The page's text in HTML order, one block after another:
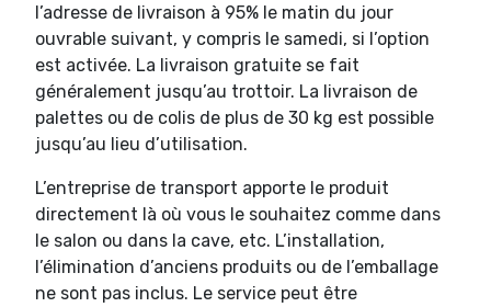
l’adresse de livraison à 95% le matin du jour
ouvrable suivant, y compris le samedi, si l’option
est activée. La livraison gratuite se fait
généralement jusqu’au trottoir. La livraison de
palettes ou de colis de plus de 30 kg est possible
jusqu’au lieu d’utilisation.
L’entreprise de transport apporte le produit
directement là où vous le souhaitez comme dans
le salon ou dans la cave, etc. L’installation,
l’élimination d’anciens produits ou de l’emballage
ne sont pas inclus. Le service peut être